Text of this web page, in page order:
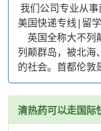
我们公司专业从
美国快递专线|留
英国全称大不列
列颠群岛，被北海
的社会。首都伦敦
清热药可以走国际